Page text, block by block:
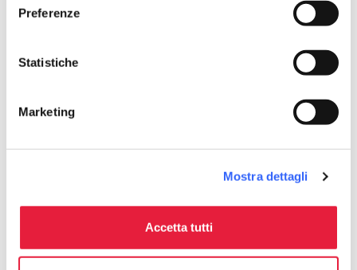
Preferenze
Statistiche
Marketing
Mostra dettagli
Accetta tutti
Madonna del Soccorso a
Pontremoli